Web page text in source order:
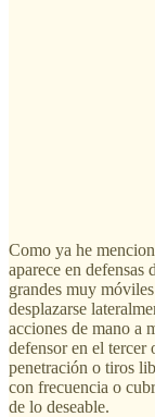
Como ya he
aparece en defensas
grandes muy
desplazarse
acciones de mano a
defensor en el tercer
penetración o tiros
con frecuencia o
de lo deseable.